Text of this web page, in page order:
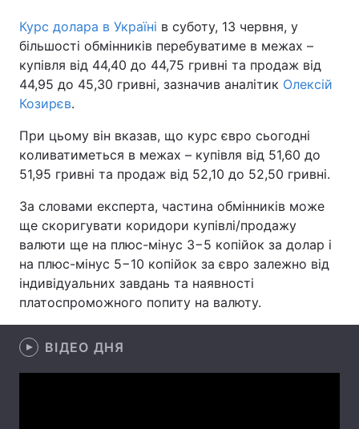
Головна Війна
Україна Політика
Економіка
Спорт Наука
Техно і зв'язок Лайт
Зброя Інциденти
Здоров'я Туризм
Цікавинки Погода
Екологія
Лонгріди
Курс долара в Україні в суботу, 13 червня, у
більшості обмінників перебуватиме в межах –
купівля від 44,40 до 44,75 гривні та продаж від
44,95 до 45,30 гривні, зазначив аналітик Олексій
Козирєв.
При цьому він вказав, що курс євро сьогодні
коливатиметься в межах – купівля від 51,60 до
51,95 гривні та продаж від 52,10 до 52,50 гривні.
За словами експерта, частина обмінників може
ще скоригувати коридори купівлі/продажу
валюти ще на плюс-мінус 3−5 копійок за долар і
на плюс-мінус 5−10 копійок за євро залежно від
індивідуальних завдань та наявності
платоспроможного попиту на валюту.
ВІДЕО ДНЯ